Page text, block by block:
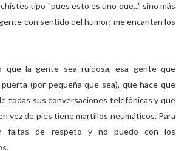
tipo "pues esto es uno que..." sino más
con sentido del humor; me encantan los
que la gente sea ruidosa, esa gente que
puerta (por pequeña que sea), que hace que
todas sus conversaciones telefónicas y que
vez de pies tiene martillos neumáticos. Para
faltas de respeto y no puedo con los